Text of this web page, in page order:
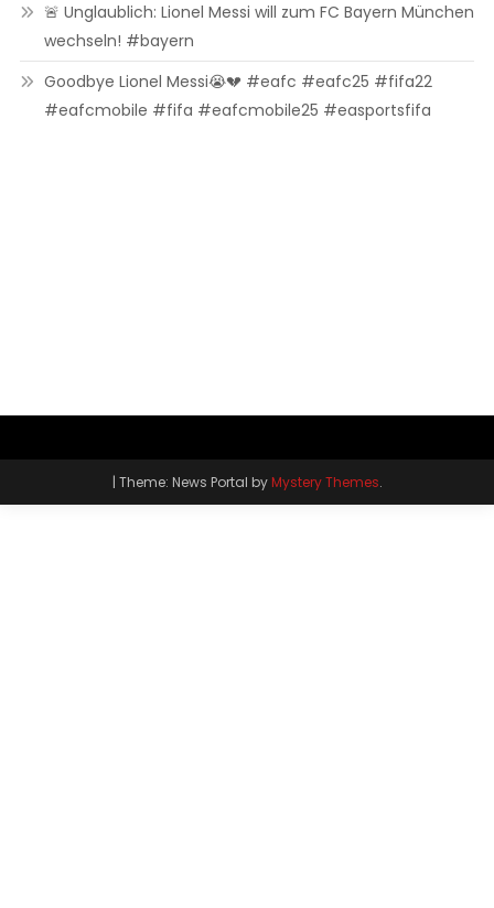
🚨 Unglaublich: Lionel Messi will zum FC Bayern München
wechseln! #bayern
Goodbye Lionel Messi😭💔 #eafc #eafc25 #fifa22
#eafcmobile #fifa #eafcmobile25 #easportsfifa
| Theme: News Portal byMystery Themes.